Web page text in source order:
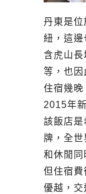
丹東是位
紐，這邊
含虎山長
等，也因
住宿幾晚
2015年
該飯店是
牌，全
和休閒同
但住宿費
優越，交